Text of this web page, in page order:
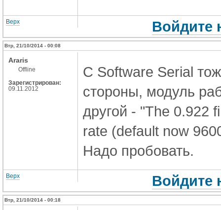
Верх Войдите
Втр, 21/10/2014 - 00:08
Araris
Offline
Зарегистрирован:
09.11.2012
С Software Serial
стороны, модуль
другой - "The 0.922
rate (default now
Надо пробовать.
Верх Войдите
Втр, 21/10/2014 - 00:18